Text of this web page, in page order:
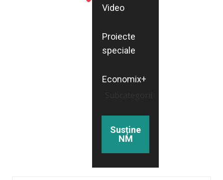
Video
Proiecte
speciale
Economix+
Susține
NM